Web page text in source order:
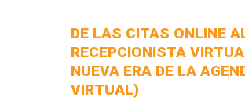
DE LAS CITAS ONLINE
RECEPCIONISTA
NUEVA ERA DE LA
VIRTUAL)